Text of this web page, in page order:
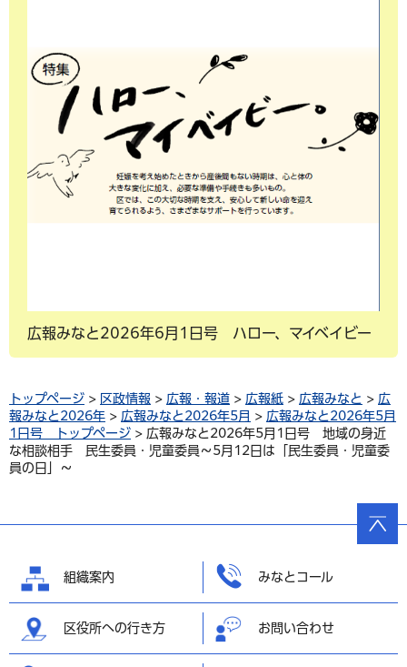
広報みなと2026年6月1日号 ハロー、マイベイビー
トップページ > 区政情報 > 広報・報道 > 広報紙 > 広報みなと > 広
報みなと2026年 > 広報みなと2026年5月 > 広報みなと2026年5月
1日号 トップページ > 広報みなと2026年5月1日号 地域の身近
な相談相手 民生委員・児童委員～5月12日は「民生委員・児童委
員の日」～
組織案内 みなとコール
区役所への行き方 お問い合わせ
ページ
の先頭